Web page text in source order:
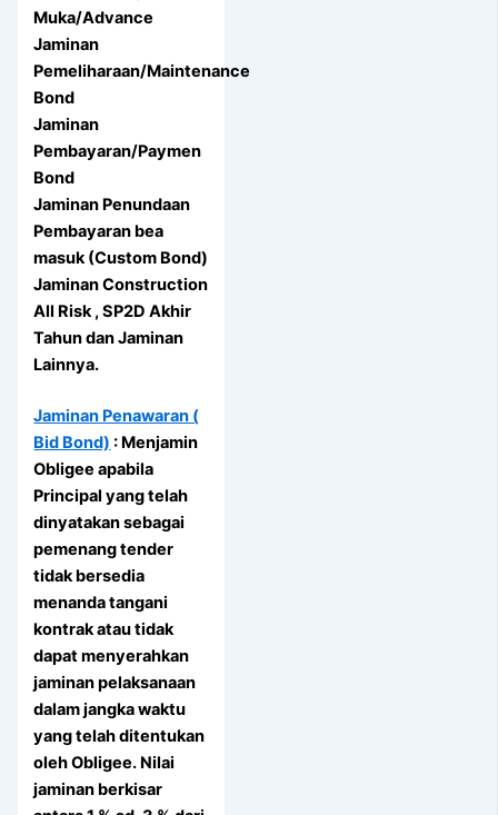
Muka/Advance
Jaminan
Pemeliharaan/Maintenance
Bond
Jaminan
Pembayaran/Paymen
Bond
Jaminan Penundaan
Pembayaran bea
masuk (Custom Bond)
Jaminan Construction
All Risk , SP2D Akhir
Tahun dan Jaminan
Lainnya.
Jaminan Penawaran (
Bid Bond) : Menjamin
Obligee apabila
Principal yang telah
dinyatakan sebagai
pemenang tender
tidak bersedia
menanda tangani
kontrak atau tidak
dapat menyerahkan
jaminan pelaksanaan
dalam jangka waktu
yang telah ditentukan
oleh Obligee. Nilai
jaminan berkisar